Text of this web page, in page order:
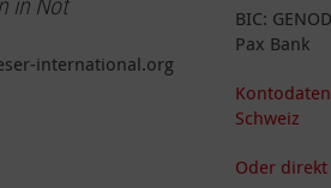
in Not
international.org
BIC:
Pax Bank
Schweiz
Oder